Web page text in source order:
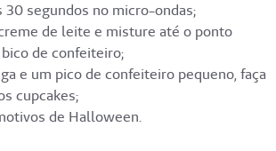
30 segundos no micro-ondas;
de leite e misture até o ponto
de confeiteiro;
e um pico de confeiteiro pequeno, faça
cupcakes;
de Halloween.